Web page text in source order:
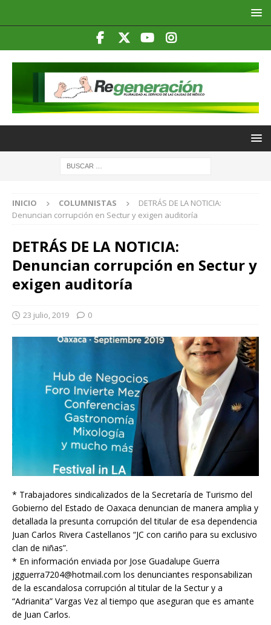
INICIO COLUMNISTAS
DETRÁS DE LA NOTICIA:
Denuncian corrupción en Sectur y exigen auditoría
DETRÁS DE LA NOTICIA:
Denuncian corrupción en Sectur y
exigen auditoría
23 julio, 2019 0
* Trabajadores sindicalizados de la Secretaría de Turismo del
Gobierno del Estado de Oaxaca denuncian de manera amplia y
detallada la presunta corrupción del titular de esa dependencia
Juan Carlos Rivera Castellanos “JC con cariño para su exclusivo
clan de niñas”.
* En información enviada por Jose Guadalupe Guerra
jgguerra7204@hotmail.com los denunciantes responsabilizan
de la escandalosa corrupción al titular de la Sectur y a
“Adrianita” Vargas Vez al tiempo que aseguran que es amante
de Juan Carlos.